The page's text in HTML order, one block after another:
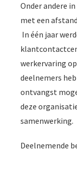
Onder andere in
met een
In één jaar
werkervaring
deelnemers
ontvangst
deze
samenwerking.
Deelnemende